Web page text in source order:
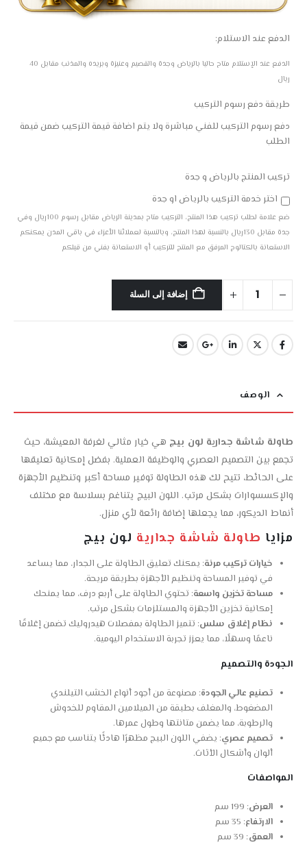
الدفع عند الاستلام:
الدفع عند الإستلام متاح حاليا بالرياض وجدة والقصيم وعنيزة وبريده والمذنب مقابل 40
ريال
طريقة دفع رسوم التركيب
دفع رسوم التركيب للفني مباشرة ولا يتم اضافة قيمة التركيب ضمن قيمة
الطلب
تركيب المنتج بالرياض و جدة
اختر خدمة التركيب بالرياض او جدة
ضع علامة لطلب تركيب هذا المنتج، التركيب متاح بمدينة الرياض مقابل رسوم 100ريال وفي
جدة مقابل 130ريال بالنسبة لهذا المنتج، وبالنسبة لعملائنا الأعزاء في باقي المدن يمكنكم
الاستعانة بالكتالوج المرفق مع المنتج للتركيب أو الاستعانة بفني من قبلكم
إضافة إلى السلة
الوصف
طاولة شاشة جدارية لون بيج هي خيار مثالي لغرفة المعيشة، حيث
تجمع بين التصميم العصري والوظيفة العملية. بفضل إمكانية تعليقها
على الحائط، تتيح لك هذه الطاولة توفير مساحة أكبر وتنظيم الأجهزة
والإكسسوارات بشكل مرتب. اللون البيج يتناغم بسلاسة مع مختلف
أنماط الديكور، مما يجعلها إضافة رائعة لأي منزل.
مزايا طاولة شاشة جدارية لون بيج
خيارات تركيب مرنة: يمكنك تعليق الطاولة على الجدار، مما يساعد
في توفير المساحة وتنظيم الأجهزة بطريقة مريحة.
مساحة تخزين واسعة: تحتوي الطاولة على أربع درف، مما يمنحك
إمكانية تخزين الأجهزة والمستلزمات بشكل مرتب.
نظام إغلاق سلس: تتميز الطاولة بمفصلات هيدروليك تضمن إغلاقًا
ناعمًا وسهلًا، مما يعزز تجربة الاستخدام اليومية.
الجودة والتصميم
تصنيع عالي الجودة: مصنوعة من أجود أنواع الخشب التيلندي
المضغوط، والمغلف بطبقة من الميلامين المقاوم للخدوش
والرطوبة، مما يضمن متانتها وطول عمرها.
تصميم عصري: يضفي اللون البيج مظهرًا هادئًا يتناسب مع جميع
ألوان وأشكال الأثاث.
المواصفات
العرض: 199 سم
الارتفاع: 35 سم
العمق: 39 سم